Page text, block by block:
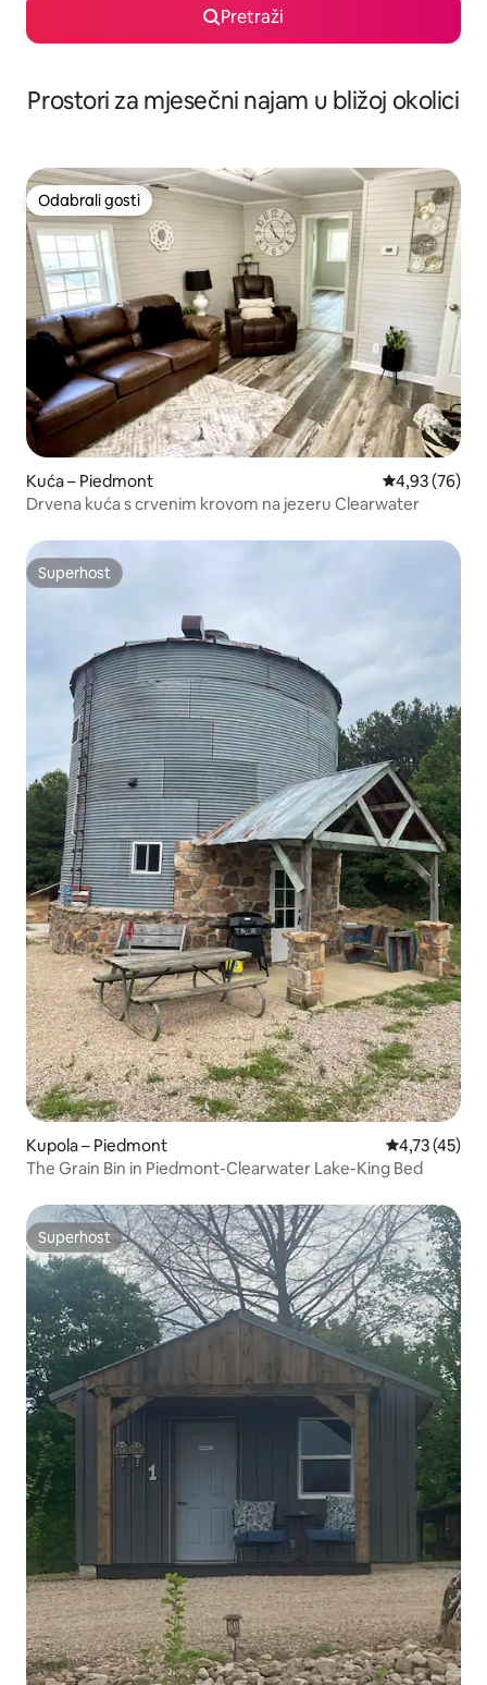
Pretraži
Prostori za mjesečni najam u bližoj okolici
Odabrali gosti
Odabrali gosti
Kuća – Piedmont Prosječna
4,93 (76)
Drvena kuća s crvenim krovom na jezeru Clearwater
Superhost
Superhost
Kupola – Piedmont Prosječna
4,73 (45)
The Grain Bin in Piedmont-Clearwater Lake-King Bed
Superhost
Superhost